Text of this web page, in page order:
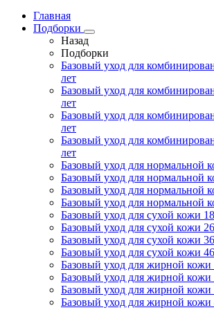
Главная
Подборки
Назад
Подборки
Базовый уход для
лет
Базовый уход для
лет
Базовый уход для
лет
Базовый уход для
лет
Базовый уход для нормальной
Базовый уход для нормальной
Базовый уход для нормальной
Базовый уход для нормальной
Базовый уход для сухой кожи
Базовый уход для сухой кожи
Базовый уход для сухой кожи
Базовый уход для сухой кожи
Базовый уход для жирной кожи
Базовый уход для жирной кожи
Базовый уход для жирной кожи
Базовый уход для жирной кожи